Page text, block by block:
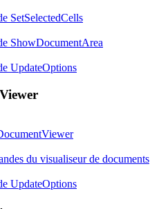
SetSelectedCells
ShowDocumentArea
UpdateOptions
du visualiseur de documents
UpdateOptions